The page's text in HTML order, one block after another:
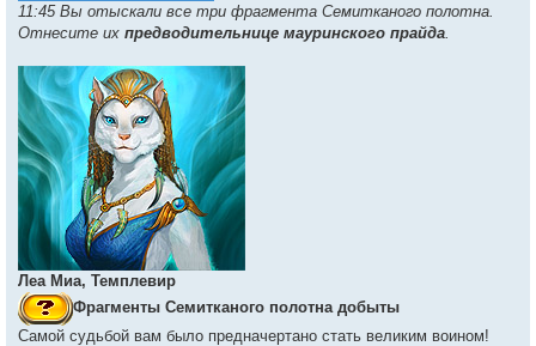
11:45 Вы отыскали все три фрагмента Семитканого полотна.
Отнесите их предводительнице мауринского прайда
Леа Миа, Темплевир
Фрагменты Семитканого полотна добыты
Самой судьбой вам было предначертано стать великим воином!